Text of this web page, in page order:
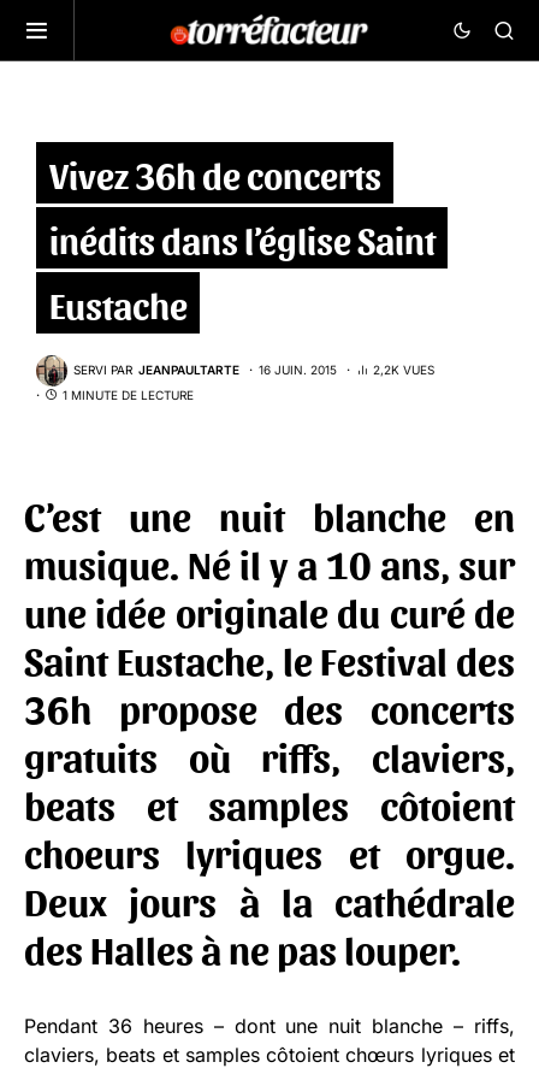
Vivez 36h de concerts
inédits dans l’église Saint
Eustache
SERVI PAR JEANPAULTARTE 16 JUIN. 2015
2,2K VUES
1 MINUTE DE LECTURE
C’est une nuit blanche en
musique. Né il y a 10 ans, sur
une idée originale du curé de
Saint Eustache, leFestival des
36h propose des concerts
gratuits où riffs, claviers,
beats et samples côtoient
choeurs lyriques et orgue.
Deux jours à la cathédrale
des Halles à ne pas louper.
Pendant 36 heures – dont une nuit blanche – riffs,
claviers, beats et samples côtoient chœurs lyriques et